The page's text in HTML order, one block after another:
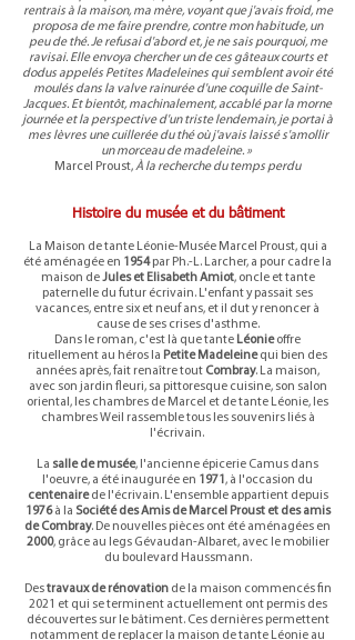
rentrais à la maison, ma mère, voyant que j'avais froid, me
proposa de me faire prendre, contre mon habitude, un
peu de thé. Je refusai d'abord et, je ne sais pourquoi, me
ravisai. Elle envoya chercher un de ces gâteaux courts et
dodus appelés Petites Madeleines qui semblent avoir été
moulés dans la valve rainurée d'une coquille de Saint-
Jacques. Et bientôt, machinalement, accablé par la morne
journée et la perspective d'un triste lendemain, je portai à
mes lèvres une cuillerée du thé où j'avais laissé s'amollir
un morceau de madeleine. »
Marcel Proust,À la recherche du temps perdu
Histoire du musée et du bâtiment
La Maison de tante Léonie-Musée Marcel Proust, qui a
été aménagée en 1954par Ph.-L. Larcher, a pour cadre la
maison deJules et Elisabeth Amiot, oncle et tante
paternelle du futur écrivain. L'enfant y passait ses
vacances, entre six et neuf ans, et il dut y renoncer à
cause de ses crises d'asthme.
Dans le roman, c'est là que tante Léonieoffre
rituellement au héros la Petite Madeleinequi bien des
années après, fait renaître tout Combray. La maison,
avec son jardin fleuri, sa pittoresque cuisine, son salon
oriental, les chambres de Marcel et de tante Léonie, les
chambres Weil rassemble tous les souvenirs liés à
l'écrivain.
La salle de musée, l'ancienne épicerie Camus dans
l'oeuvre, a été inaugurée en 1971 , à l'occasion du
centenairede l'écrivain. L'ensemble appartient depuis
1976à la Société des Amis de Marcel Proust et des amis
de Combray. De nouvelles pièces ont été aménagées en
2000, grâce au legs Gévaudan-Albaret, avec le mobilier
du boulevard Haussmann.
Destravaux de rénovationde la maison commencés fin
2021 et qui se terminent actuellement ont permis des
découvertes sur le bâtiment. Ces dernières permettent
notamment de replacer la maison de tante Léonie au